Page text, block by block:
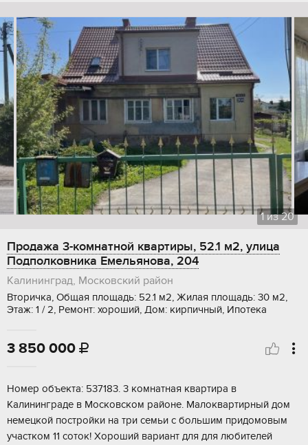
1из20
Продажа 3-комнатной квартиры, 52.1 м2, улица
Подполковника Емельянова, 204
Калининград, Московский район
Вторичка, Общая площадь: 52.1 м2, Жилая площадь: 30 м2,
Этаж: 1 / 2, Ремонт: хороший, Дом: кирпичный, Ипотека
3 850 000 
Номер объекта: 537183. 3 комнатная квартира в
Калининграде в Московском районе. Малоквартирный дом
немецкой постройки на три семьи с большим придомовым
участком 11 соток! Хороший вариант для для любитeлeй